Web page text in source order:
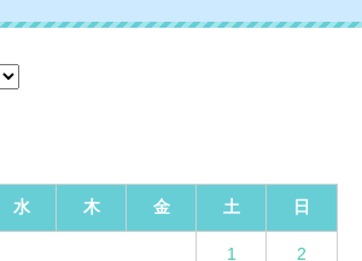
水 木 金 土 日
1 2